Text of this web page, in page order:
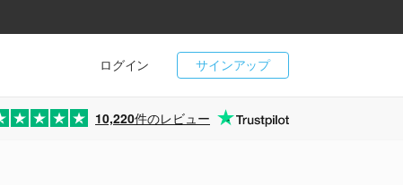
サインアップ
ログイン
10,220件のレビュー